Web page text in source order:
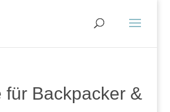
für Backpacker &